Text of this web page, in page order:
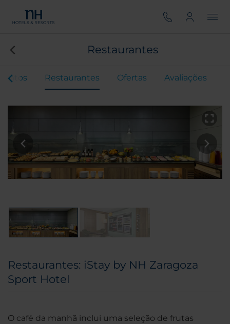
Restaurantes
Restaurantes Ofertas Avaliações
Restaurantes: iStay by NH Zaragoza
Sport Hotel
O café da manhã inclui uma seleção de frutas